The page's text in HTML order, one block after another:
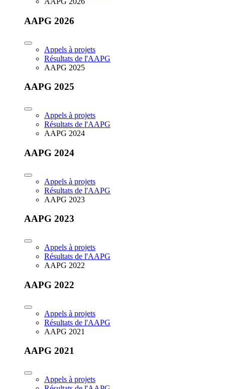
AAPG 2026
Appels à projets
Résultats de l'AAPG
AAPG 2025
AAPG 2025
Appels à projets
Résultats de l'AAPG
AAPG 2024
AAPG 2024
Appels à projets
Résultats de l'AAPG
AAPG 2023
AAPG 2023
Appels à projets
Résultats de l'AAPG
AAPG 2022
AAPG 2022
Appels à projets
Résultats de l'AAPG
AAPG 2021
AAPG 2021
Appels à projets